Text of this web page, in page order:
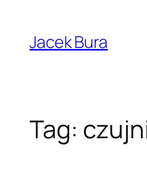
treściJacek Bura
Tag: